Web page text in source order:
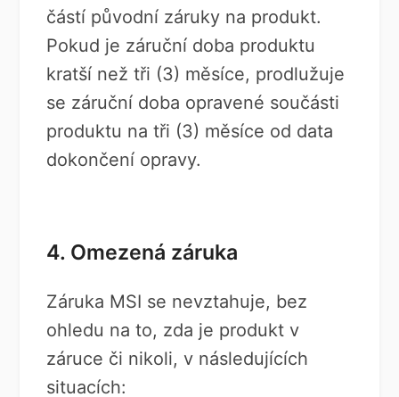
částí původní záruky na produkt.
Pokud je záruční doba produktu
kratší než tři (3) měsíce, prodlužuje
se záruční doba opravené součásti
produktu na tři (3) měsíce od data
dokončení opravy.
4. Omezená záruka
Záruka MSI se nevztahuje, bez
ohledu na to, zda je produkt v
záruce či nikoli, v následujících
situacích: